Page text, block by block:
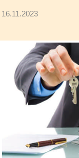
16.11.2023